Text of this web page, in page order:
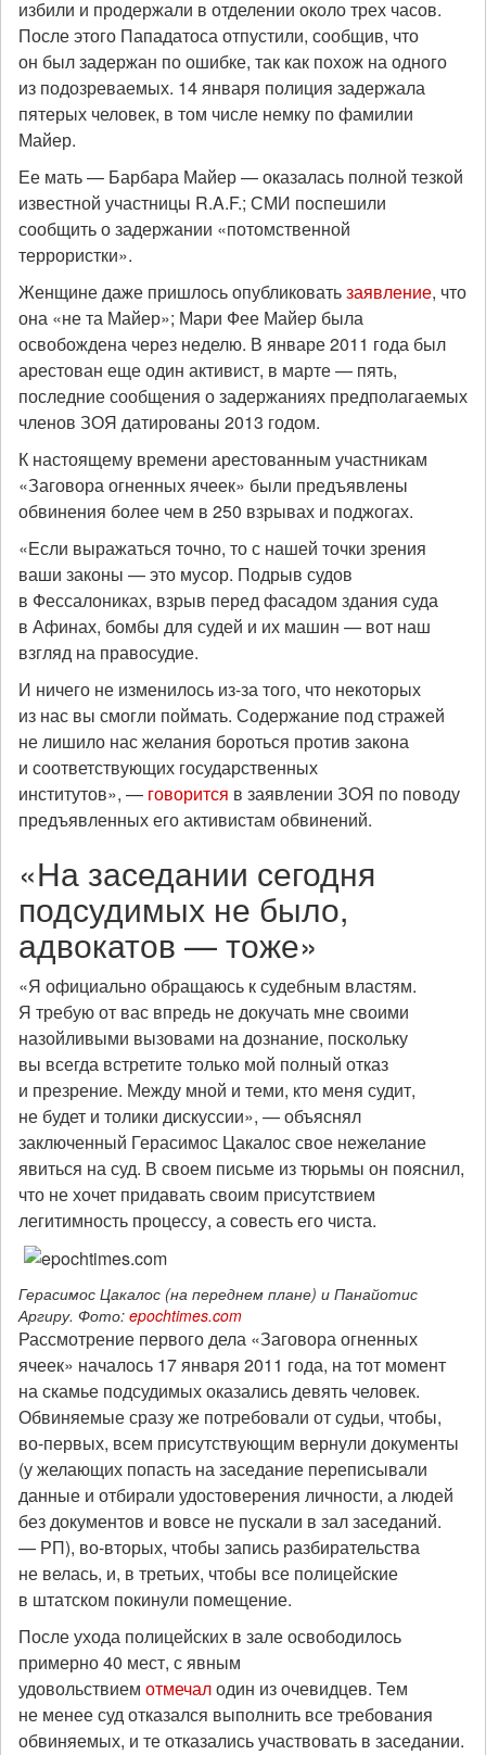
избили и продержали в отделении около трех часов.
После этого Пападатоса отпустили, сообщив, что
он был задержан по ошибке, так как похож на одного
из подозреваемых. 14 января полиция задержала
пятерых человек, в том числе немку по фамилии
Майер.
Ее мать — Барбара Майер — оказалась полной тезкой
известной участницы R.A.F.; СМИ поспешили
сообщить о задержании «потомственной
террористки».
Женщине даже пришлось опубликоватьзаявление, что
она «не та Майер»; Мари Фее Майер была
освобождена через неделю. В январе 2011 года был
арестован еще один активист, в марте — пять,
последние сообщения о задержаниях предполагаемых
членов ЗОЯ датированы 2013 годом.
К настоящему времени арестованным участникам
«Заговора огненных ячеек» были предъявлены
обвинения более чем в 250 взрывах и поджогах.
«Если выражаться точно, то с нашей точки зрения
ваши законы — это мусор. Подрыв судов
в Фессалониках, взрыв перед фасадом здания суда
в Афинах, бомбы для судей и их машин — вот наш
взгляд на правосудие.
И ничего не изменилось из-за того, что некоторых
из нас вы смогли поймать. Содержание под стражей
не лишило нас желания бороться против закона
и соответствующих государственных
институтов», — говорится в заявлении ЗОЯ по поводу
предъявленных его активистам обвинений.
«На заседании сегодня
подсудимых не было,
адвокатов — тоже»
«Я официально обращаюсь к судебным властям.
Я требую от вас впредь не докучать мне своими
назойливыми вызовами на дознание, поскольку
вы всегда встретите только мой полный отказ
и презрение. Между мной и теми, кто меня судит,
не будет и толики дискуссии», — объяснял
заключенный Герасимос Цакалос свое нежелание
явиться на суд. В своем письме из тюрьмы он пояснил,
что не хочет придавать своим присутствием
легитимность процессу, а совесть его чиста.
Герасимос Цакалос (на переднем плане) и Панайотис
Аргиру. Фото: epochtimes.com
Рассмотрение первого дела «Заговора огненных
ячеек» началось 17 января 2011 года, на тот момент
на скамье подсудимых оказались девять человек.
Обвиняемые сразу же потребовали от судьи, чтобы,
во-первых, всем присутствующим вернули документы
(у желающих попасть на заседание переписывали
данные и отбирали удостоверения личности, а людей
без документов и вовсе не пускали в зал заседаний.
— РП), во-вторых, чтобы запись разбирательства
не велась, и, в третьих, чтобы все полицейские
в штатском покинули помещение.
После ухода полицейских в зале освободилось
примерно 40 мест, с явным
удовольствием отмечалодин из очевидцев. Тем
не менее суд отказался выполнить все требования
обвиняемых, и те отказались участвовать в заседании.